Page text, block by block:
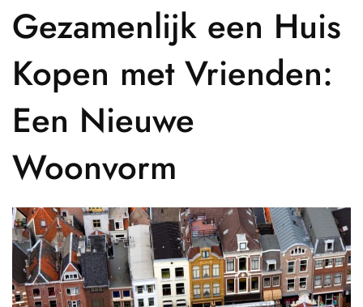
Gezamenlijk een Huis
Kopen met Vrienden:
Een Nieuwe
Woonvorm